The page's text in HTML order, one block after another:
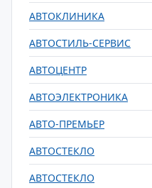
АВТОКЛИНИКА
АВТОСТИЛЬ-СЕРВИС
АВТОЦЕНТР
АВТОЭЛЕКТРОНИКА
АВТО-ПРЕМЬЕР
АВТОСТЕКЛО
АВТОСТЕКЛО